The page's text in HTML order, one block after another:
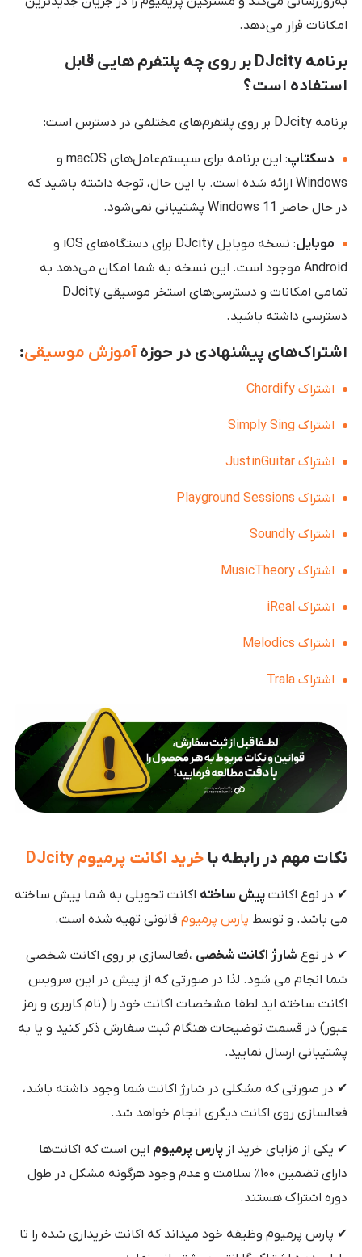
امکانات قرار می‌دهد.
برنامه DJcity بر روی چه پلتفرم هایی قابل
استفاده است؟
برنامه DJcity بر روی پلتفرم‌های مختلفی در دسترس است:
دسکتاپ
: این برنامه برای سیستم‌عامل‌های macOS و
Windows ارائه شده است. با این حال، توجه داشته باشید که
در حال حاضر Windows 11 پشتیبانی نمی‌شود.
موبایل
: نسخه موبایل DJcity برای دستگاه‌های iOS و
Android موجود است. این نسخه به شما امکان می‌دهد به
تمامی امکانات و دسترسی‌های استخر موسیقی DJcity
دسترسی داشته باشید.
اشتراک‌های پیشنهادی در حوزهآموزش موسیقی:
اشتراک Chordify
اشتراک Simply Sing
اشتراک JustinGuitar
اشتراک Playground Sessions
اشتراک Soundly
اشتراک MusicTheory
اشتراک iReal
اشتراک Melodics
اشتراک Trala
نکات مهم در رابطه با خرید اکانت پرمیوم DJcity
✔ در نوع اکانت پیش ساخته اکانت تحویلی به شما پیش ساخته
می باشد. و توسط پارس پرمیومقانونی تهیه شده است.
✔ در نوع شارژ اکانت شخصی ،فعالسازی بر روی اکانت شخصی
شما انجام می شود. لذا در صورتی که از پیش در این سرویس
اکانت ساخته اید لطفا مشخصات اکانت خود را (نام کاربری و رمز
عبور) در قسمت توضیحات هنگام ثبت سفارش ذکر کنید و یا به
پشتیبانی ارسال نمایید.
✔ در صورتی که مشکلی در شارژ اکانت شما وجود داشته باشد،
فعالسازی روی اکانت دیگری انجام خواهد شد.
✔ یکی از مزایای خرید از پارس پرمیوم این است که اکانت‌ها
دارای تضمین ۱۰۰٪ سلامت و عدم وجود هرگونه مشکل در طول
دوره اشتراک هستند.
✔ پارس پرمیوم وظیفه خود میداند که اکانت خریداری شده را تا